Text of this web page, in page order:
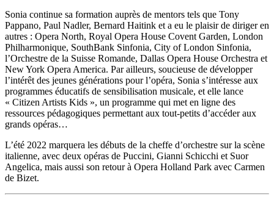
Sonia continue sa formation auprès de mentors tels que Tony
Pappano, Paul Nadler, Bernard Haitink et a eu le plaisir de diriger en
autres : Opera North, Royal Opera House Covent Garden, London
Philharmonique, SouthBank Sinfonia, City of London Sinfonia,
l’Orchestre de la Suisse Romande, Dallas Opera House Orchestra et
New York Opera America. Par ailleurs, soucieuse de développer
l’intérêt des jeunes générations pour l’opéra, Sonia s’intéresse aux
programmes éducatifs de sensibilisation musicale, et elle lance
« Citizen Artists Kids », un programme qui met en ligne des
ressources pédagogiques permettant aux tout-petits d’accéder aux
grands opéras…
L’été 2022 marquera les débuts de la cheffe d’orchestre sur la scène
italienne, avec deux opéras de Puccini, Gianni Schicchi et Suor
Angelica, mais aussi son retour à Opera Holland Park avec Carmen
de Bizet.